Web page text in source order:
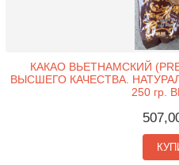
КАКАО ВЬЕТНАМСКИЙ
ВЫСШЕГО КАЧЕСТВА.
250 гр.